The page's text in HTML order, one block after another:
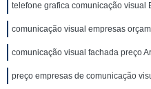
telefone grafica comunicação visual
comunicação visual empresas
comunicação visual fachada preço
preço empresas de comunicação